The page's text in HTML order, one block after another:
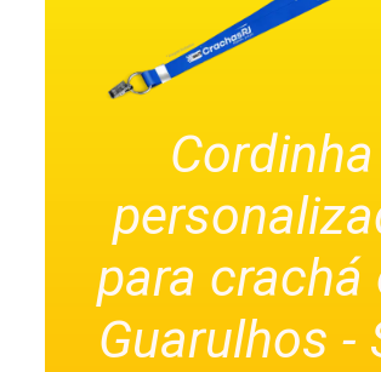
Cordinha
para crachá
Guarulhos -